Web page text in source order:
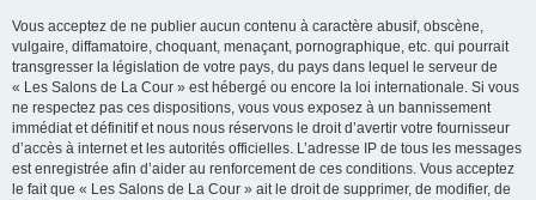
Vous acceptez de ne publier aucun contenu à caractère abusif, obscène,
vulgaire, diffamatoire, choquant, menaçant, pornographique, etc. qui pourrait
transgresser la législation de votre pays, du pays dans lequel le serveur de
« Les Salons de La Cour » est hébergé ou encore la loi internationale. Si vous
ne respectez pas ces dispositions, vous vous exposez à un bannissement
immédiat et définitif et nous nous réservons le droit d’avertir votre fournisseur
d’accès à internet et les autorités officielles. L’adresse IP de tous les messages
est enregistrée afin d’aider au renforcement de ces conditions. Vous acceptez
le fait que « Les Salons de La Cour » ait le droit de supprimer, de modifier, de